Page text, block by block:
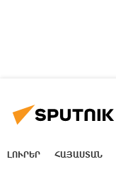
ԼՈՒՐԵՐ ՀԱՅԱՍՏԱՆ